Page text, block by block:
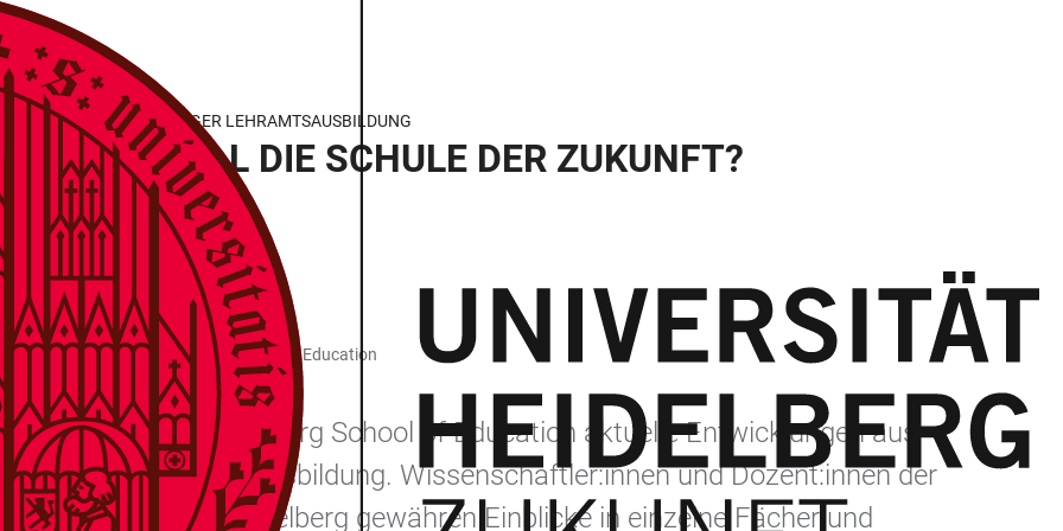
AUS DER HEIDELBERGER LEHRAMTSAUSBILDUNG
WAS SOLL DIE SCHULE DER ZUKUNFT?
Heidelberg, Heidelberg School of Education
die Heidelberg School of Education aktuelle Entwicklungen aus
Thema Lehramtsausbildung. Wissenschaftler:innen und Dozent:innen der
Hochschule Heidelberg gewähren Einblicke in einzelne Fächer und